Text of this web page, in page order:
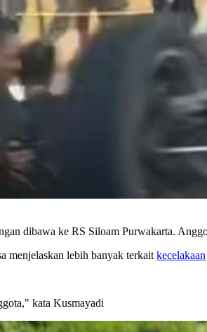
dibawa ke RS Siloam Purwakarta.
menjelaskan lebih banyak terkait kecelakaan
kata Kusmayadi